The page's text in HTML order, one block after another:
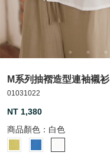
M系列抽褶造型連袖襯衫
01031022
NT 1,380
商品顏色： 白色